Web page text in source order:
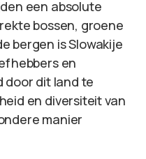
een absolute
bossen, groene
bergen is Slowakije
en
door dit land te
en diversiteit van
manier